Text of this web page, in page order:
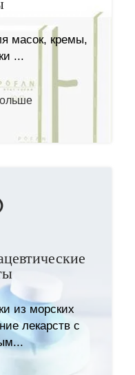
масок, кремы,
...
из морских
лекарств с
№ 9005–35–
соль
4)n
собой
альгиновой